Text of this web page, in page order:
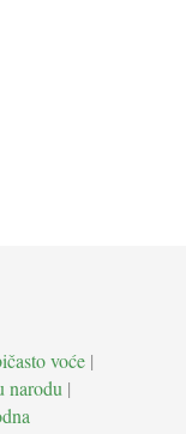
voće |
narodu |